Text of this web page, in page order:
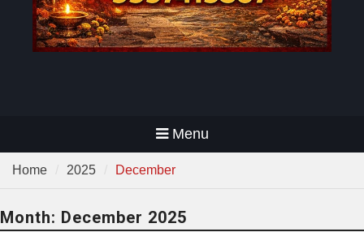
Menu
Home 2025 December
Month: December 2025